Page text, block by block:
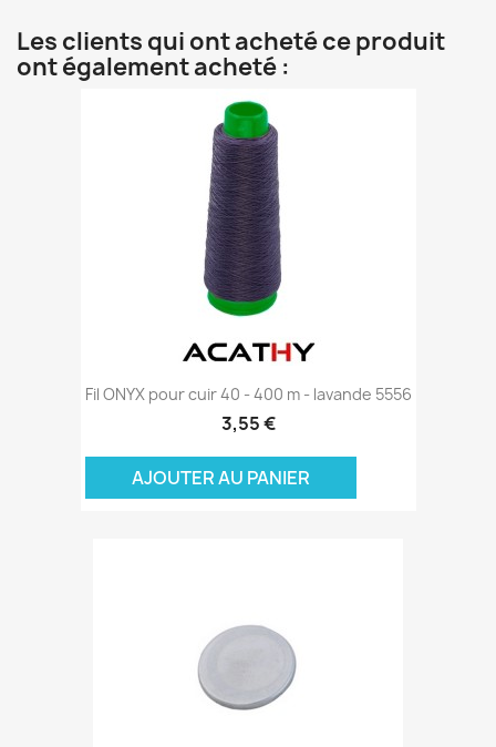
Les clients qui ont acheté ce produit
ont également acheté :
Fil ONYX pour cuir 40 - 400 m - lavande 5556
3,55 €
AJOUTER AU PANIER